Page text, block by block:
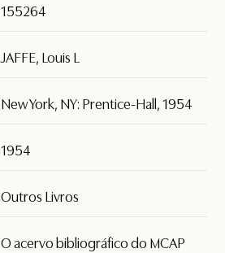
155264
JAFFE, Louis L
New York, NY: Prentice-Hall, 1954
1954
Outros Livros
O acervo bibliográfico do MCAP